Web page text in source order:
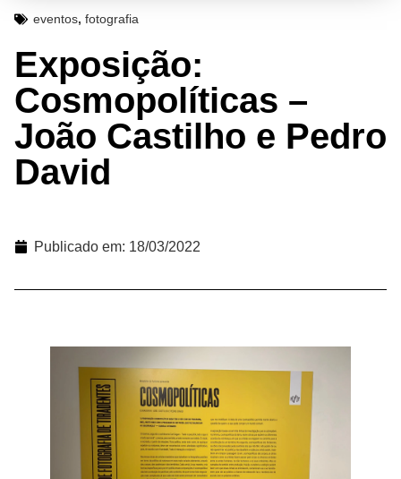
eventos, fotografia
Exposição:
Cosmopolíticas –
João Castilho e Pedro
David
Publicado em: 18/03/2022